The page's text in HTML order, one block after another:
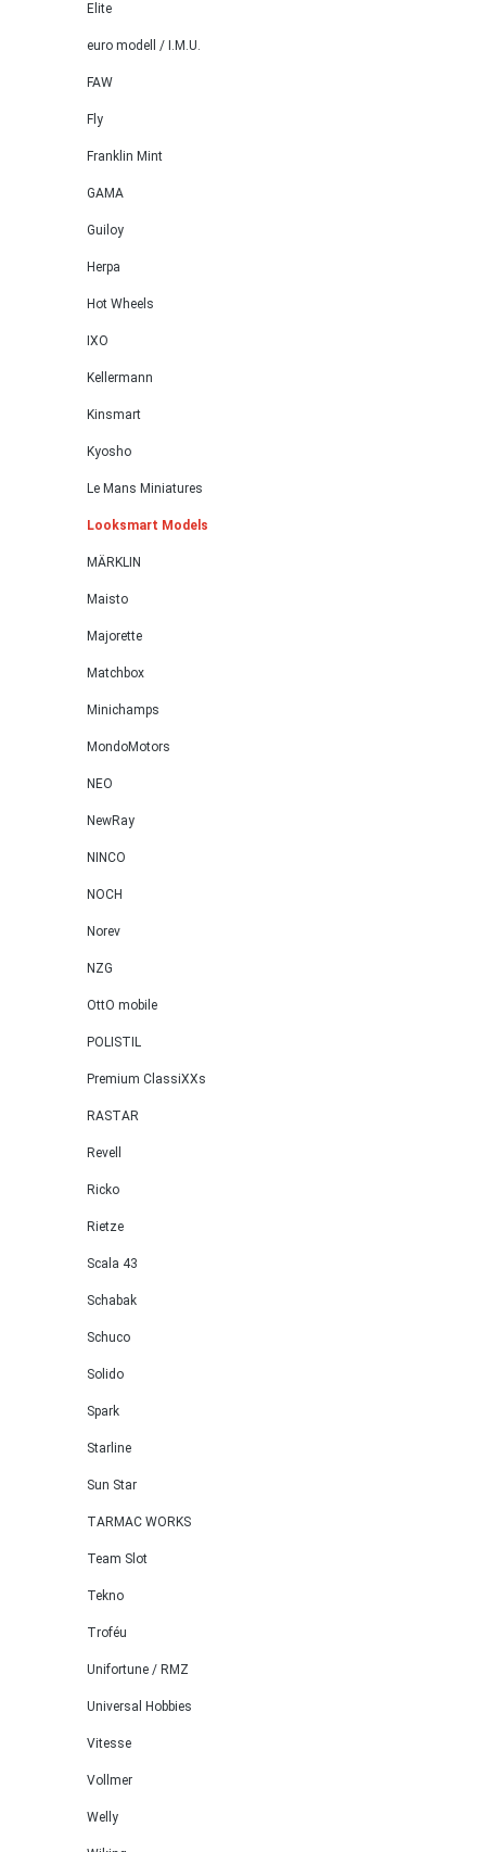
Elite
euro modell / I.M.U.
FAW
Fly
Franklin Mint
GAMA
Guiloy
Herpa
Hot Wheels
IXO
Kellermann
Kinsmart
Kyosho
Le Mans Miniatures
Looksmart Models
MÄRKLIN
Maisto
Majorette
Matchbox
Minichamps
MondoMotors
NEO
NewRay
NINCO
NOCH
Norev
NZG
OttO mobile
POLISTIL
Premium ClassiXXs
RASTAR
Revell
Ricko
Rietze
Scala 43
Schabak
Schuco
Solido
Spark
Starline
Sun Star
TARMAC WORKS
Team Slot
Tekno
Troféu
Unifortune / RMZ
Universal Hobbies
Vitesse
Vollmer
Welly